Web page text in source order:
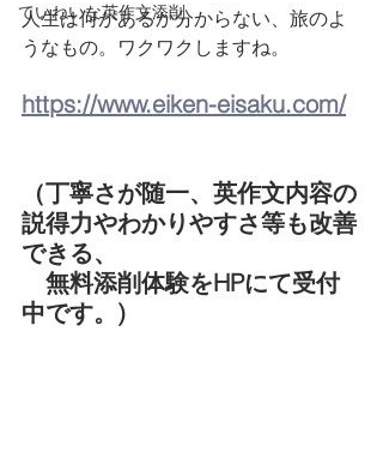
ていねいな英作文添削
人生は何があるか分からない、旅のよ
うなもの。ワクワクしますね。
https://www.eiken-eisaku.com/
（丁寧さが随一、英作文内容の
説得力やわかりやすさ等も改善
できる、
無料添削体験をHPにて受付
中です。)